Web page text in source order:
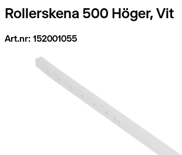
Rollerskena 500 Höger, Vit
Art.nr: 152001055